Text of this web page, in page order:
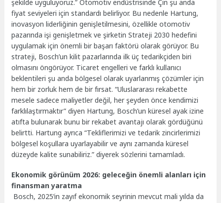
şekilde uyguluyoruz.” Otomotiv endüstrisinde Çin şu anda
fiyat seviyeleri için standardı belirliyor. Bu nedenle Hartung,
inovasyon liderliğinin genişletilmesini, özellikle otomotiv
pazarında işi genişletmek ve şirketin Strateji 2030 hedefini
uygulamak için önemli bir başarı faktörü olarak görüyor. Bu
strateji, Bosch’un kilit pazarlarında ilk üç tedarikçiden biri
olmasını öngörüyor. Ticaret engelleri ve farklı kullanıcı
beklentileri şu anda bölgesel olarak uyarlanmış çözümler için
hem bir zorluk hem de bir fırsat. “Uluslararası rekabette
mesele sadece maliyetler değil, her şeyden önce kendimizi
farklılaştırmaktır” diyen Hartung, Bosch’un küresel ayak izine
atıfta bulunarak bunu bir rekabet avantajı olarak gördüğünü
belirtti. Hartung ayrıca “Tekliflerimizi ve tedarik zincirlerimizi
bölgesel koşullara uyarlayabilir ve aynı zamanda küresel
düzeyde kalite sunabiliriz.” diyerek sözlerini tamamladı.
Ekonomik görünüm 2026: geleceğin önemli alanları için
finansman yaratma
Bosch, 2025’in zayıf ekonomik seyrinin mevcut mali yılda da